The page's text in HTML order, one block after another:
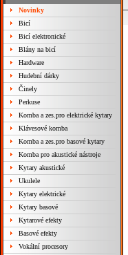
Novinky
Bicí
Bicí elektronické
Blány na bicí
Hardware
Hudební dárky
Činely
Perkuse
Komba a zes.pro elektrické kytary
Klávesové komba
Komba a zes.pro basové kytary
Komba pro akustické nástroje
Kytary akustické
Ukulele
Kytary elektrické
Kytary basové
Kytarové efekty
Basové efekty
Vokální procesory